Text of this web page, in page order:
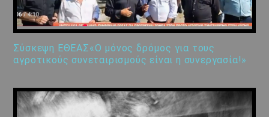
Σύσκεψη ΕΘΕΑΣ«Ο μόνος δρόμος για τους
αγροτικούς συνεταιρισμούς είναι η συνεργασία!»